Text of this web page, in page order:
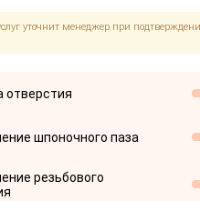
уточнит менеджер при
отверстия
шпоночного паза
резьбового